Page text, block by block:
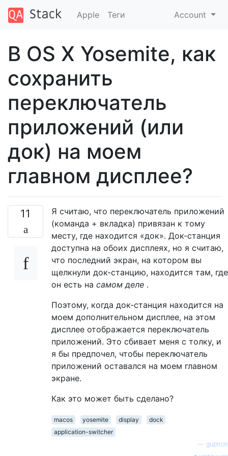
Apple Теги Account
В OS X Yosemite, как
сохранить
переключатель
приложений (или
док) на моем
главном дисплее?
11
Я считаю, что переключатель приложений
(команда + вкладка) привязан к тому
месту, где находится «док». Док-станция
доступна на обоих дисплеях, но я считаю,
что последний экран, на котором вы
щелкнули док-станцию, находится там, где
он есть на самом деле .
Поэтому, когда док-станция находится на
моем дополнительном дисплее, на этом
дисплее отображается переключатель
приложений. Это сбивает меня с толку, и
я бы предпочел, чтобы переключатель
приложений оставался на моем главном
экране.
Как это может быть сделано?
macos yosemite display
dock
application-switcher
guptron